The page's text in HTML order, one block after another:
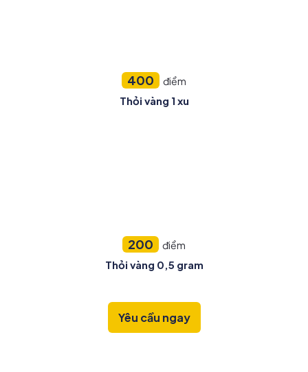
400 điểm
Thỏi vàng 1 xu
200 điểm
Thỏi vàng 0,5 gram
Yêu cầu ngay